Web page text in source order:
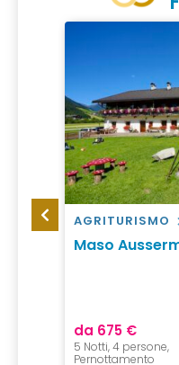
AGRITURISMO
Maso
da 675 €
5 Notti, 4 persone,
Pernottamento